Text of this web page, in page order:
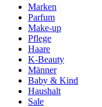
Marken
Parfum
Make-up
Pflege
Haare
K-Beauty
Männer
Baby & Kind
Haushalt
Sale